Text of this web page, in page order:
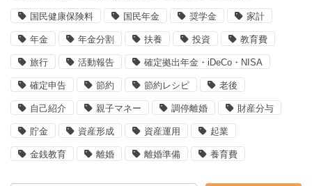
国民健康保険料 国民年金 奨学金 家計
年金 年金分割 扶養 投資 教育費
旅行 活動報告 確定拠出年金・iDeCo・NISA
確定申告 節約 節約レシピ 老後
自己紹介 親子マネー 調停離婚 財産分与
貯金 資産形成 資産運用 起業
金銭教育 離婚 離婚準備 養育費